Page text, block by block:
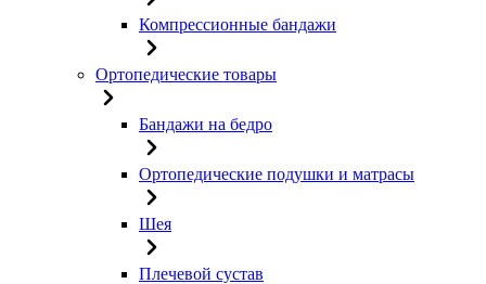
Компрессионные бандажи
Ортопедические товары
Бандажи на бедро
Ортопедические подушки и матрасы
Шея
Плечевой сустав